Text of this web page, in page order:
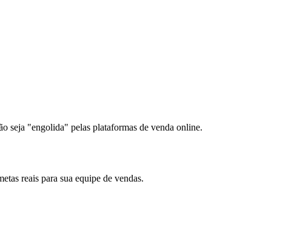
seja "engolida" pelas plataformas de venda online.
reais para sua equipe de vendas.